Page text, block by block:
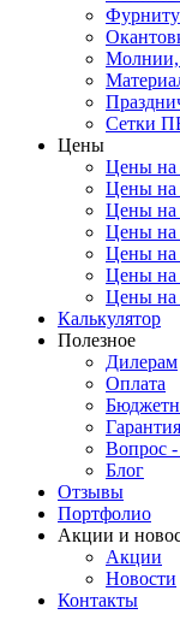
Молнии,
Сетки
Цены
Цены на
Цены на
Цены на
Цены
Цены на
Цены на
Цены на
Калькулятор
Полезное
Дилерам
Оплата
Гарантия
Вопрос -
Блог
Отзывы
Портфолио
Акции и
Акции
Новости
Контакты